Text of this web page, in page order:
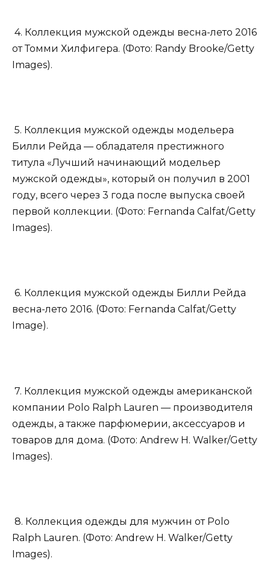
4. Коллекция мужской одежды весна-лето 2016
от Томми Хилфигера. (Фото: Randy Brooke/Getty
Images).
5. Коллекция мужской одежды модельера
Билли Рейда — обладателя престижного
титула «Лучший начинающий модельер
мужской одежды», который он получил в 2001
году, всего через 3 года после выпуска своей
первой коллекции. (Фото: Fernanda Calfat/Getty
Images).
6. Коллекция мужской одежды Билли Рейда
весна-лето 2016. (Фото: Fernanda Calfat/Getty
Image).
7. Коллекция мужской одежды американской
компании Polo Ralph Lauren — производителя
одежды, а также парфюмерии, аксессуаров и
товаров для дома. (Фото: Andrew H. Walker/Getty
Images).
8. Коллекция одежды для мужчин от Polo
Ralph Lauren. (Фото: Andrew H. Walker/Getty
Images).